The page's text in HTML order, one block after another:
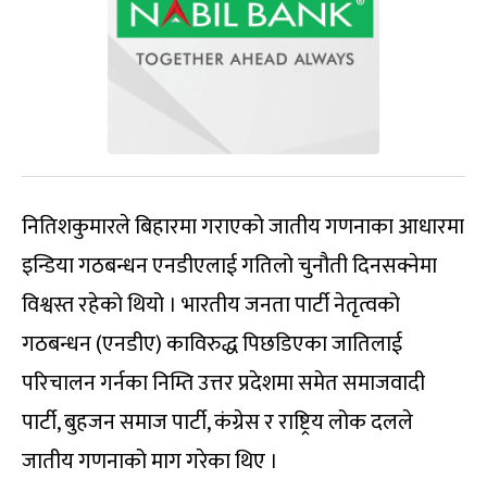
नितिशकुमारले बिहारमा गराएको जातीय गणनाका आधारमा
इन्डिया गठबन्धन एनडीएलाई गतिलो चुनौती दिनसक्नेमा
विश्वस्त रहेको थियो । भारतीय जनता पार्टी नेतृत्वको
गठबन्धन (एनडीए) काविरुद्ध पिछडिएका जातिलाई
परिचालन गर्नका निम्ति उत्तर प्रदेशमा समेत समाजवादी
पार्टी, बुहजन समाज पार्टी, कंग्रेस र राष्ट्रिय लोक दलले
जातीय गणनाको माग गरेका थिए ।